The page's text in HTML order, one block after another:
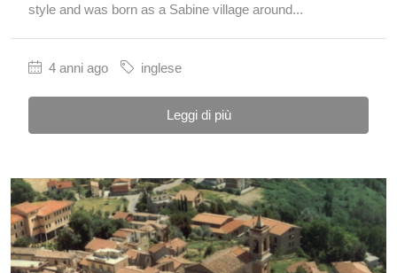
style and was born as a Sabine village around...
4 anni ago inglese
Leggi di più